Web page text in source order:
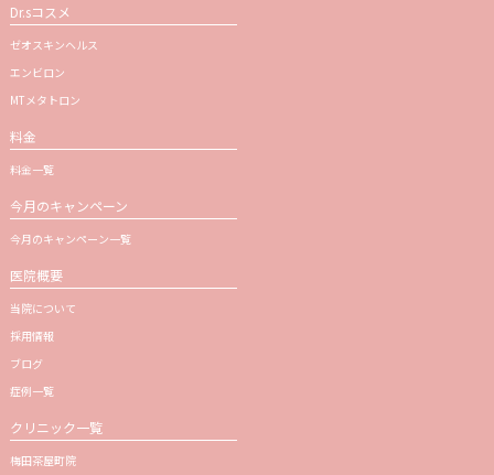
Dr.sコスメ
ゼオスキンヘルス
エンビロン
MTメタトロン
料金
料金一覧
今月のキャンペーン
今月のキャンペーン一覧
医院概要
当院について
採用情報
ブログ
症例一覧
クリニック一覧
梅田茶屋町院